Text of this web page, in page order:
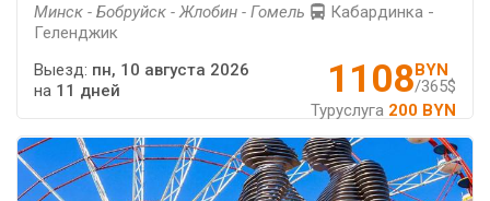
Минск - Бобруйск - Жлобин - Гомель
Кабардинка -
Геленджик
1108 BYN
/365$
Туруслуга 200 BYN
Выезд: пн, 10 августа 2026
на 11 дней